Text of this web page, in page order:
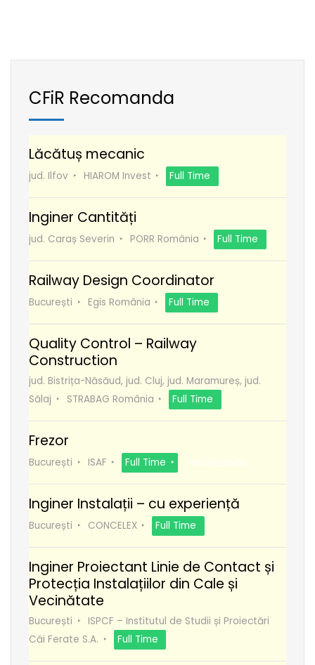
CFiR Recomanda
Lăcătuș mecanic
jud. Ilfov HIAROM Invest Full Time
Inginer Cantități
jud. Caraș Severin PORR România Full Time
Railway Design Coordinator
București Egis România Full Time
Quality Control – Railway
Construction
jud. Bistrița-Năsăud, jud. Cluj, jud. Maramureș, jud.
Sălaj
STRABAG România Full Time
Frezor
București ISAF Full Time Recomanda
Inginer Instalații – cu experiență
București CONCELEX Full Time
Inginer Proiectant Linie de Contact și
Protecția Instalațiilor din Cale și
Vecinătate
București
ISPCF – Institutul de Studii și Proiectări
Căi Ferate S.A.
Full Time